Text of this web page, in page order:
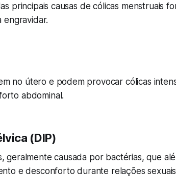
principais causas de cólicas menstruais
engravidar.
no útero e podem provocar cólicas
abdominal.
(DIP)
geralmente causada por bactérias, que
e desconforto durante relações